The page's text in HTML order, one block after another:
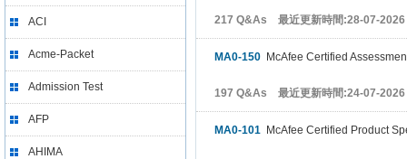
ACI
Acme-Packet
Admission Test
AFP
AHIMA
217 Q&As 最近更新時間:28-07-2026
MA0-150 McAfee Certified
197 Q&As 最近更新時間:24-07-2026
MA0-101 McAfee Certified Product